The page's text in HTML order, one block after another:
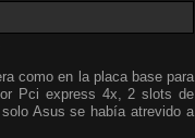
como en la placa base para
Pci express 4x, 2 slots de
Asus se había atrevido a